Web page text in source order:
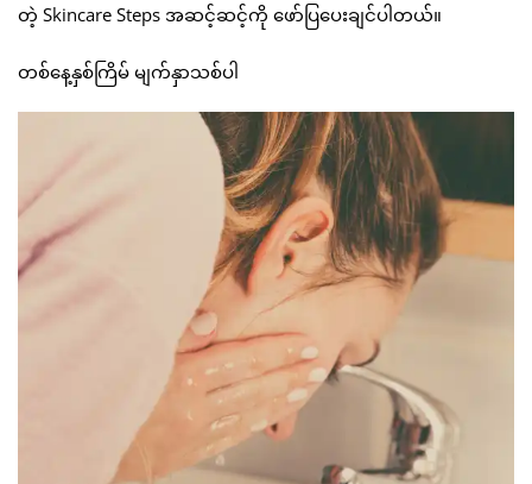
တဲ့ Skincare Steps အဆင့်ဆင့်ကို ဖော်ပြပေးချင်ပါတယ်။
တစ်နေ့နှစ်ကြိမ် မျက်နှာသစ်ပါ